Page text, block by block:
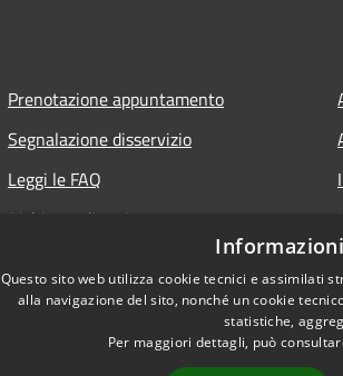
Prenotazione appuntamento
Segnalazione disservizio
Leggi le FAQ
Richiesta di assistenza
Questo sito web utilizza cookie tecnici e assimilati
alla navigazione del sito, nonché un cookie
statistiche,
Per maggiori dettagli, può